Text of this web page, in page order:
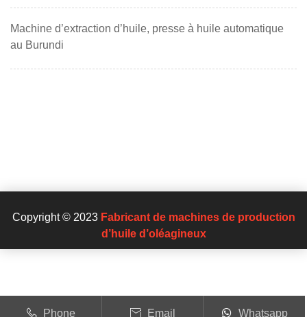
Machine d’extraction d’huile, presse à huile automatique
au Burundi
Copyright © 2023 Fabricant de machines de production
d’huile d’oléagineux
Phone Email Whatsapp